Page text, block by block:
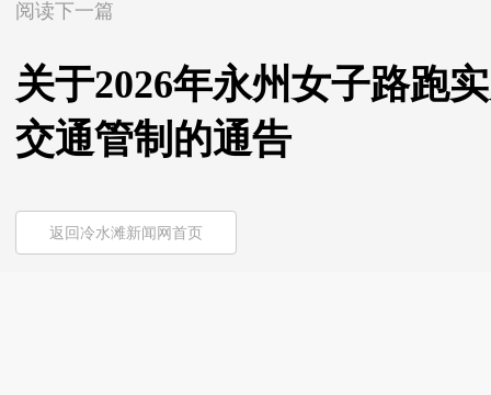
阅读下一篇
关于2026年永州女子路跑
交通管制的通告
返回冷水滩新闻网首页